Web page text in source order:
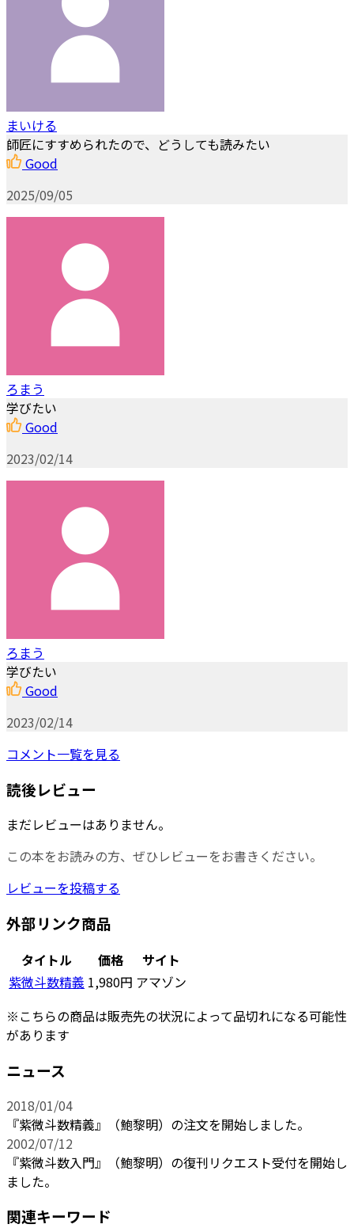
まいける
師匠にすすめられたので、どうしても読みたい
Good
2025/09/05
ろまう
学びたい
Good
2023/02/14
ろまう
学びたい
Good
2023/02/14
コメント一覧を見る
読後レビュー
まだレビューはありません。
この本をお読みの方、ぜひレビューをお書きください。
レビューを投稿する
外部リンク商品
タイトル 価格
サイト
紫微斗数精義 1,980円 アマゾン
※こちらの商品は販売先の状況によって品切れになる可能性
があります
ニュース
2018/01/04
『紫微斗数精義』（鮑黎明）の注文を開始しました。
2002/07/12
『紫微斗数入門』（鮑黎明）の復刊リクエスト受付を開始し
ました。
関連キーワード